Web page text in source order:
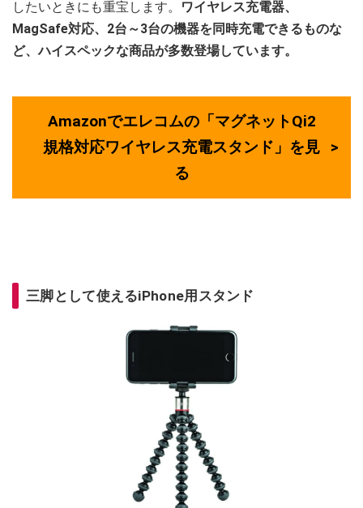
したいときにも重宝します。
ワイヤレス充電器、
MagSafe対応、2台～3台の機器を同時充電できるものな
ど、ハイスペックな商品が多数登場しています。
Amazonでエレコムの「マグネットQi2
規格対応ワイヤレス充電スタンド」を見
る
三脚として使えるiPhone用スタンド